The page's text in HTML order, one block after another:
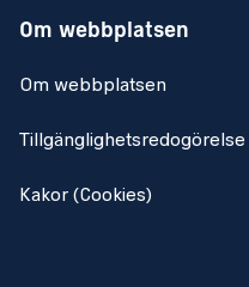
Om webbplatsen
Om webbplatsen
Tillgänglighetsredogörelse
Kakor (Cookies)